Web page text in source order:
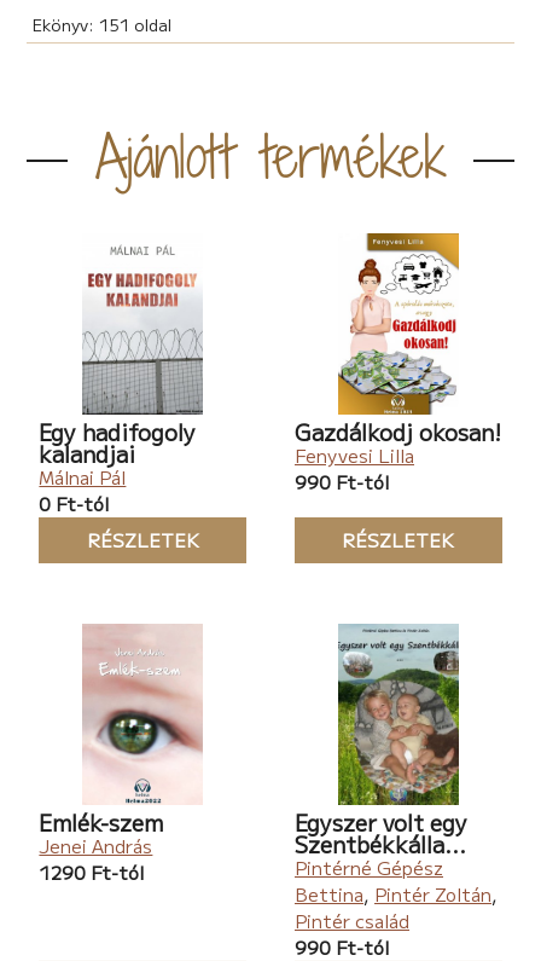
Ekönyv: 151 oldal
Ajánlott termékek
Egy hadifogoly
kalandjai
Málnai Pál
0 Ft-tól
RÉSZLETEK
Gazdálkodj okosan!
Fenyvesi Lilla
990 Ft-tól
RÉSZLETEK
Emlék-szem
Jenei András
1290 Ft-tól
Egyszer volt egy
Szentbékkálla...
Pintérné Gépész
Bettina, Pintér Zoltán,
Pintér család
990 Ft-tól